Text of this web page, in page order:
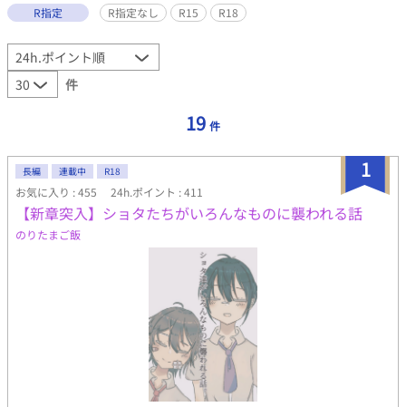
R指定
R指定なし R15 R18
件
19 件
1
長編 連載中 R18
お気に入り : 455 24h.ポイント : 411
【新章突入】ショタたちがいろんなものに襲われる話
のりたまご飯